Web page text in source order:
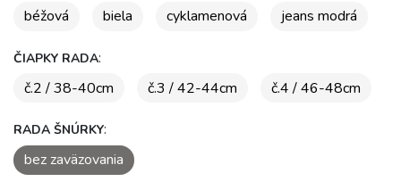
béžová
biela cyklamenová jeans modrá
ČIAPKY RADA:
č.2 / 38-40cm
č.3 / 42-44cm č.4 / 46-48cm
RADA ŠNÚRKY:
bez zaväzovania